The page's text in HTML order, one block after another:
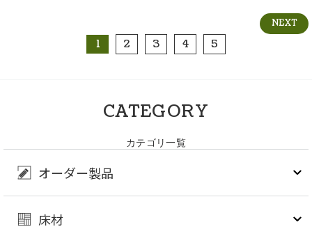
1 2 3 4 5
NEXT
CATEGORY
カテゴリ一覧
オーダー製品
床材